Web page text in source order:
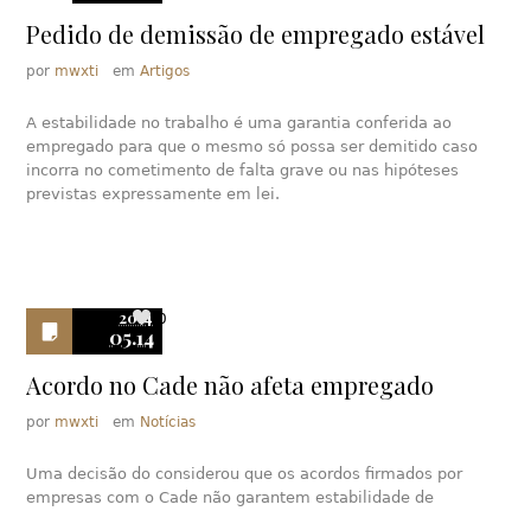
Pedido de demissão de empregado estável
por mwxti emArtigos
A estabilidade no trabalho é uma garantia conferida ao
empregado para que o mesmo só possa ser demitido caso
incorra no cometimento de falta grave ou nas hipóteses
previstas expressamente em lei.
2014
05.14
0
Acordo no Cade não afeta empregado
por mwxti em Notícias
Uma decisão do considerou que os acordos firmados por
empresas com o Cade não garantem estabilidade de